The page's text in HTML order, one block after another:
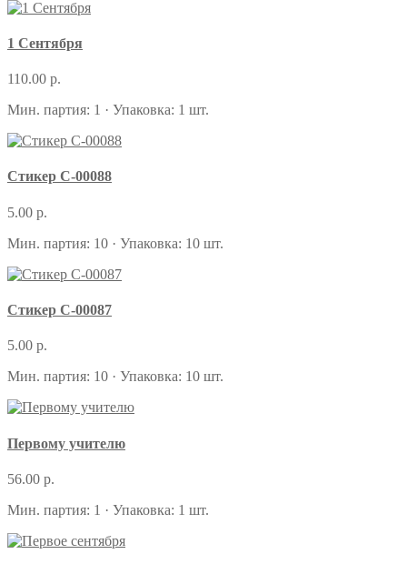
1 Сентября
110.00 р.
Мин. партия: 1 · Упаковка: 1 шт.
Стикер С-00088
5.00 р.
Мин. партия: 10 · Упаковка: 10 шт.
Стикер С-00087
5.00 р.
Мин. партия: 10 · Упаковка: 10 шт.
Первому учителю
56.00 р.
Мин. партия: 1 · Упаковка: 1 шт.